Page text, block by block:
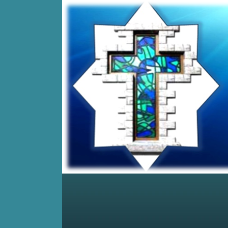
Home Posts RSS Comments RSS